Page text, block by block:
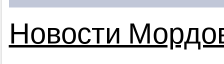
Новости